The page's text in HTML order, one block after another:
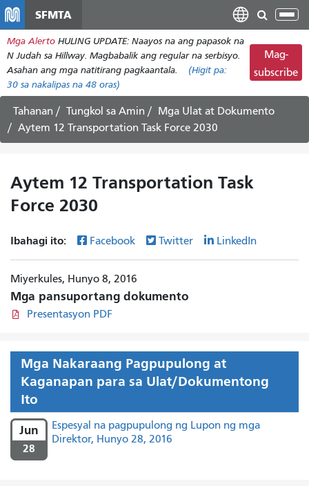
pangunahing
nilalaman
SFMTA
I-
ang
Mga Alerto HULING UPDATE: Naayos na ang papasok na
N Judah sa Hillway. Magbabalik ang regular na serbisyo.
Asahan ang mga natitirang pagkaantala.
(Higit pa:
30 sa nakalipas na 48 oras)
Mag-
subscribe
Tahanan Tungkol sa Amin
Mga Ulat at Dokumento
Aytem 12 Transportation Task Force 2030
Aytem 12 Transportation Task
Force 2030
Ibahagi ito: Facebook Twitter LinkedIn
Miyerkules, Hunyo 8, 2016
Mga pansuportang dokumento
Presentasyon PDF
Mga Nakaraang Pagpupulong at
Kaganapan para sa Ulat/Dokumentong
Ito
Jun
28
Espesyal na pagpupulong ng Lupon ng mga
Direktor, Hunyo 28, 2016